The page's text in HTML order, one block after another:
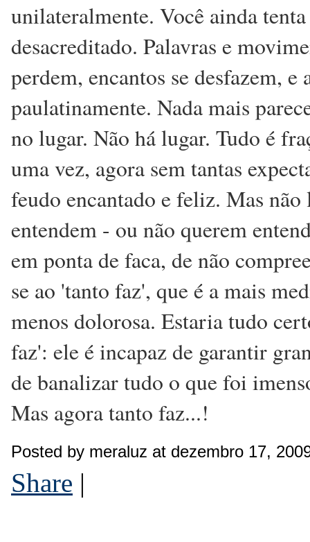
unilateralmente. Você ainda
desacreditado. Palavras e
perdem, encantos se desfazem,
paulatinamente. Nada mais
no lugar. Não há lugar. Tudo é
uma vez, agora sem tantas
feudo encantado e feliz. Mas
entendem - ou não querem
em ponta de faca, de não
se ao 'tanto faz', que é a mais
menos dolorosa. Estaria tudo
faz': ele é incapaz de garantir
de banalizar tudo o que foi
Mas agora tanto faz...!
Posted by meraluz at dezembro 17,
Share |